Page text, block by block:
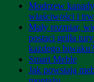
Modrzew
właściwości i
Mały rozmiar,
postaci grilla
każdego biwaku?
Smart Meble
Jak powstają